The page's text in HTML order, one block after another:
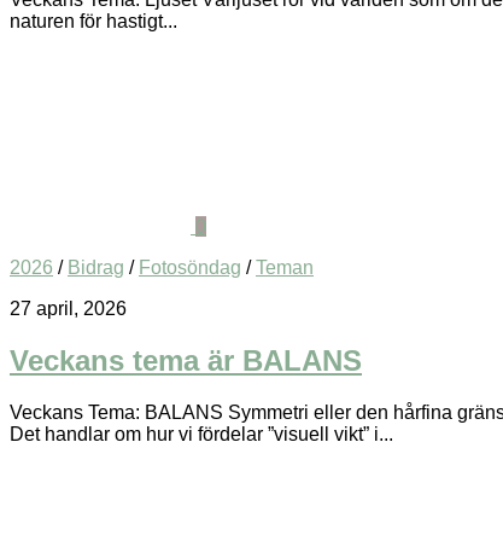
naturen för hastigt...
0
2026 / Bidrag / Fotosöndag /Teman
27 april, 2026
Veckans tema är BALANS
Veckans Tema: BALANS Symmetri eller den hårfina
Det handlar om hur vi fördelar ”visuell vikt” i...